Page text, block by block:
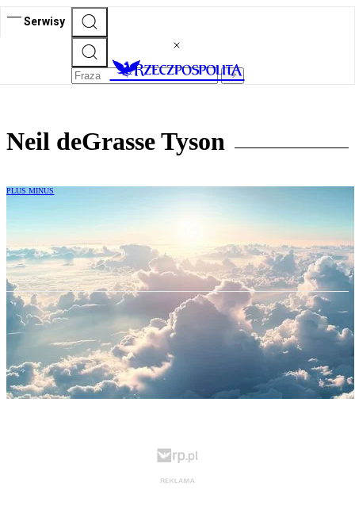
Serwisy
Neil deGrasse Tyson
PLUS MINUS
Prawda i piękno. Estetyka w życiu
i w kosmosie